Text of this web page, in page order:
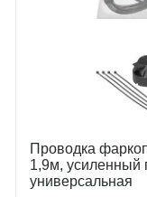
Проводка
1,9м, усиленный
универсальная